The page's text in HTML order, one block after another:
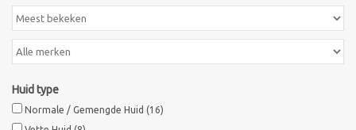
Huidproblemen
Mannen verzorging
Acties
Huid type
Normale / Gemengde Huid (16)